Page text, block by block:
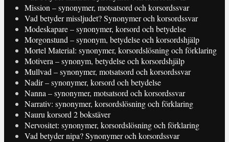
Mission – synonymer, motsatsord och korsordssvar
Vad betyder missljudet? Synonymer och korsordssvar
Modeskapare – synonymer, korsord och betydelse
Morgonstund – synonym, betydelse och korsordshjälp
Mortel Material: synonymer, korsordslösning och förklaring
Motivera – synonym, betydelse och korsordshjälp
Mullvad – synonymer, motsatsord och korsordssvar
Nadir – synonymer, korsord och betydelse
Nanna – synonymer, motsatsord och korsordssvar
Narrativ: synonymer, korsordslösning och förklaring
Nauru korsord 2 bokstäver
Nervositet: synonymer, korsordslösning och förklaring
Vad betyder nipa? Synonymer och korsordssvar